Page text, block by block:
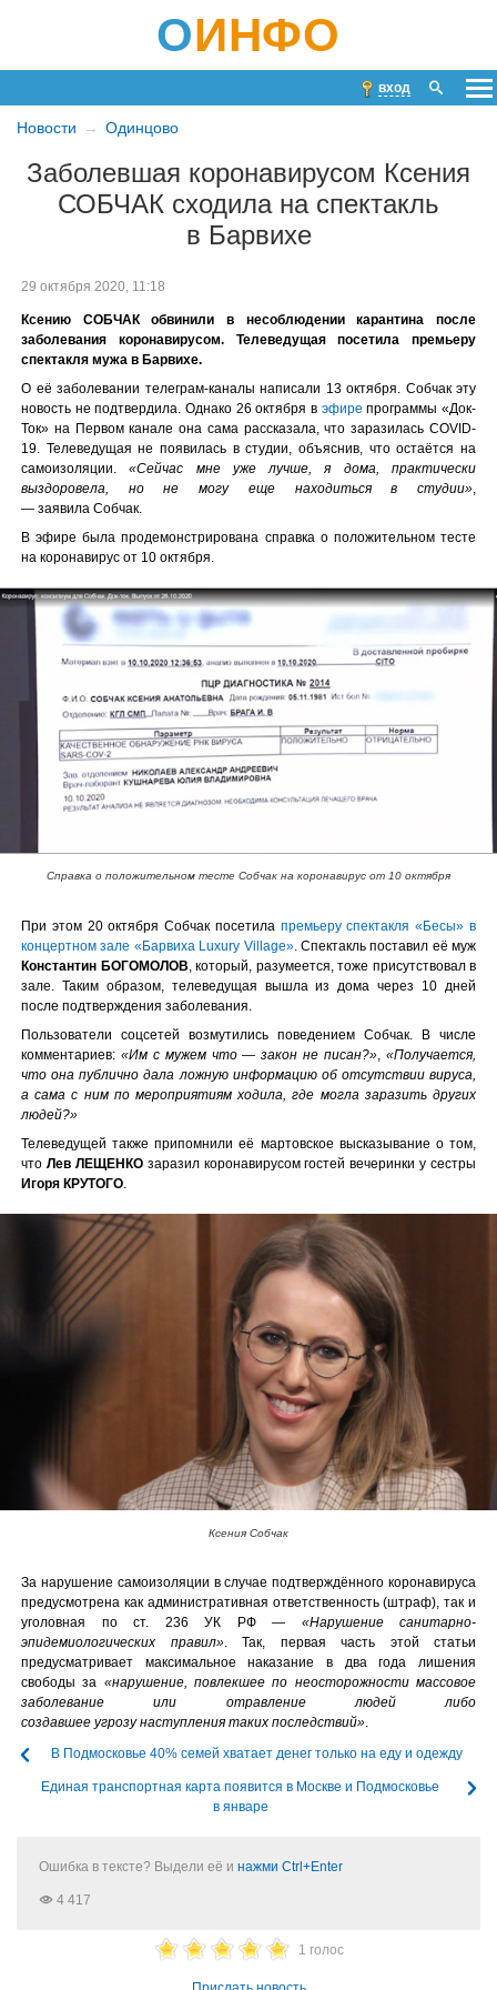
ОИНФО
вход
Новости Одинцово
Заболевшая коронавирусом Ксения
СОБЧАК сходила на спектакль
в Барвихе
29 октября 2020, 11:18
Ксению СОБЧАК обвинили в несоблюдении карантина после
заболевания коронавирусом. Телеведущая посетила премьеру
спектакля мужа в Барвихе.
О её заболевании телеграм-каналы написали 13 октября. Собчак эту
новость не подтвердила. Однако 26 октября в эфире программы «Док-
Ток» на Первом канале она сама рассказала, что заразилась COVID-
19. Телеведущая не появилась в студии, объяснив, что остаётся на
самоизоляции.«Сейчас мне уже лучше, я дома, практически
выздоровела, но не могу еще находиться в студии»
— заявила Собчак.
В эфире была продемонстрирована справка о положительном тесте
на коронавирус от 10 октября.
Справка о положительном тесте Собчак на коронавирус от 10 октября
При этом 20 октября Собчак посетила премьеру спектакля «Бесы» в
концертном зале «Барвиха Luxury Village». Спектакль поставил её муж
Константин БОГОМОЛОВ, который, разумеется, тоже присутствовал в
зале. Таким образом, телеведущая вышла из дома через 10 дней
после подтверждения заболевания.
Пользователи соцсетей возмутились поведением Собчак. В числе
комментариев: «Им с мужем что — закон не писан?»,«Получается,
что она публично дала ложную информацию об отсутствии вируса,
а сама с ним по мероприятиям ходила, где могла заразить других
людей?»
Телеведущей также припомнили её мартовское высказывание о том,
что Лев ЛЕЩЕНКОзаразил коронавирусом гостей вечеринки у сестры
Игоря КРУТОГО.
Ксения Собчак
За нарушение самоизоляции в случае подтверждённого коронавируса
предусмотрена как административная ответственность (штраф), так и
уголовная по ст. 236 УК РФ — «Нарушение санитарно-
эпидемиологических правил». Так, первая часть этой статьи
предусматривает максимальное наказание в два года лишения
свободы за «нарушение, повлекшее по неосторожности массовое
заболевание или отравление людей либо
создавшее угрозу наступления таких последствий».
В Подмосковье 40% семей хватает денег только на еду и одежду
Единая транспортная карта появится в Москве и Подмосковье
в январе
Ошибка в тексте? Выдели её и нажми Ctrl+Enter
4 417
1 голос